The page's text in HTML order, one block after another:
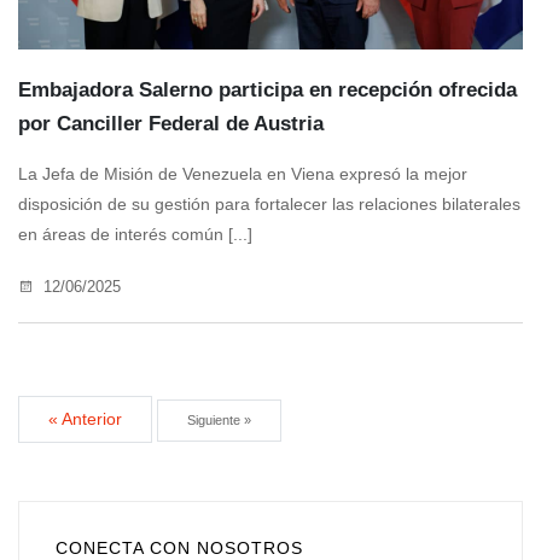
Embajadora Salerno participa en recepción ofrecida
por Canciller Federal de Austria
La Jefa de Misión de Venezuela en Viena expresó la mejor
disposición de su gestión para fortalecer las relaciones bilaterales
en áreas de interés común [...]
12/06/2025
« Anterior Siguiente »
CONECTA CON NOSOTROS